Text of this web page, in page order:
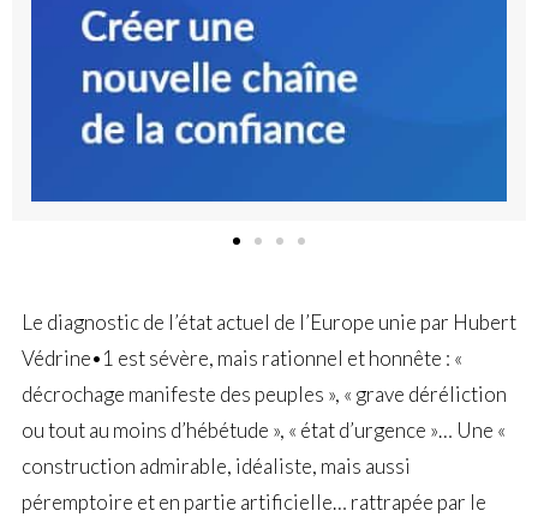
Le diagnostic de l’état actuel de l’Europe unie par Hubert
Védrine•1 est sévère, mais rationnel et honnête : «
décrochage manifeste des peuples », « grave déréliction
ou tout au moins d’hébétude », « état d’urgence »… Une «
construction admirable, idéaliste, mais aussi
péremptoire et en partie artificielle… rattrapée par le